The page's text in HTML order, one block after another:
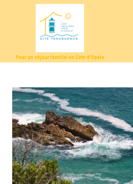
Pour un séjour familial en Côte d'Opale
Discover the
Description -
Location
Photo
Prices
Availability
Notice
Contact